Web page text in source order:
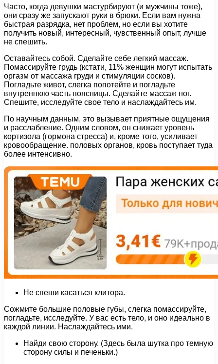
Часто, когда девушки мастурбируют (и мужчины тоже),
они сразу же запускают руки в брюки. Если вам нужна
быстрая разрядка, нет проблем, но если вы хотите
получить новый, интересный, чувственный опыт, лучше
не спешить.
Оставайтесь собой. Сделайте себе легкий массаж.
Помассируйте грудь (кстати, 11% женщин могут испытать
оргазм от массажа груди и стимуляции сосков).
Погладьте живот, слегка попотейте и погладьте
внутреннюю часть поясницы. Сделайте массаж ног.
Спешите, исследуйте свое тело и наслаждайтесь им.
По научным данным, это вызывает приятные ощущения
и расслабление. Одним словом, он снижает уровень
кортизола (гормона стресса) и, кроме того, усиливает
кровообращение. половых органов, кровь поступает туда
более интенсивно.
Не спеши касаться клитора.
Сожмите большие половые губы, слегка помассируйте,
погладьте, исследуйте. У вас есть тело, и оно идеально в
каждой линии. Наслаждайтесь ими.
Найди свою сторону. (Здесь была шутка про темную
сторону силы и печеньки.)